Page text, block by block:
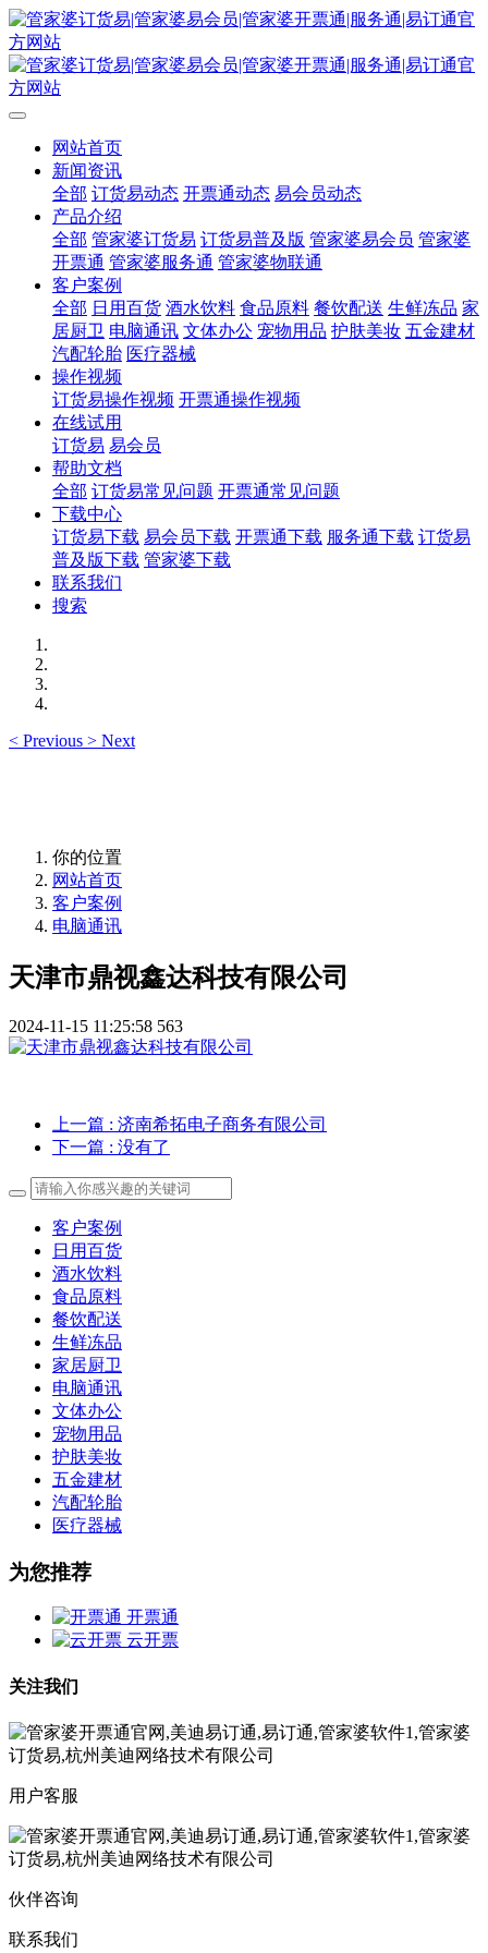
网站首页
新闻资讯
全部 订货易动态 开票通动态 易会员动态
产品介绍
全部 管家婆订货易 订货易普及版 管家婆易会员 管家婆
开票通 管家婆服务通 管家婆物联通
客户案例
全部 日用百货 酒水饮料 食品原料 餐饮配送 生鲜冻品 家
居厨卫 电脑通讯 文体办公 宠物用品 护肤美妆 五金建材
汽配轮胎 医疗器械
操作视频
订货易操作视频 开票通操作视频
在线试用
订货易 易会员
帮助文档
全部 订货易常见问题 开票通常见问题
下载中心
订货易下载 易会员下载 开票通下载 服务通下载 订货易
普及版下载 管家婆下载
联系我们
搜索
< Previous > Next
你的位置
网站首页
客户案例
电脑通讯
天津市鼎视鑫达科技有限公司
2024-11-15 11:25:58 563
上一篇 : 济南希拓电子商务有限公司
下一篇 : 没有了
客户案例
日用百货
酒水饮料
食品原料
餐饮配送
生鲜冻品
家居厨卫
电脑通讯
文体办公
宠物用品
护肤美妆
五金建材
汽配轮胎
医疗器械
为您推荐
开票通
云开票
关注我们
用户客服
伙伴咨询
联系我们